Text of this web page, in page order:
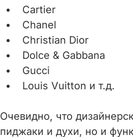
Cartier
Chanel
Christian Dior
Dolce & Gabbana
Gucci
Louis Vuitton и т.д.
Очевидно, что
пиджаки и духи, но и